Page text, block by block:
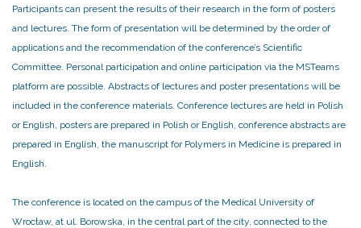
Participants can present the results of their research in the form of posters
and lectures. The form of presentation will be determined by the order of
applications and the recommendation of the conference’s Scientific
Committee. Personal participation and online participation via the MSTeams
platform are possible. Abstracts of lectures and poster presentations will be
included in the conference materials. Conference lectures are held in Polish
or English, posters are prepared in Polish or English, conference abstracts are
prepared in English, the manuscript for Polymers in Medicine is prepared in
English.
The conference is located on the campus of the Medical University of
Wrocław, at ul. Borowska, in the central part of the city, connected to the